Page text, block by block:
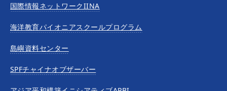
国際情報ネットワークIINA
海洋教育パイオニアスクールプログラム
島嶼資料センター
SPFチャイナオブザーバー